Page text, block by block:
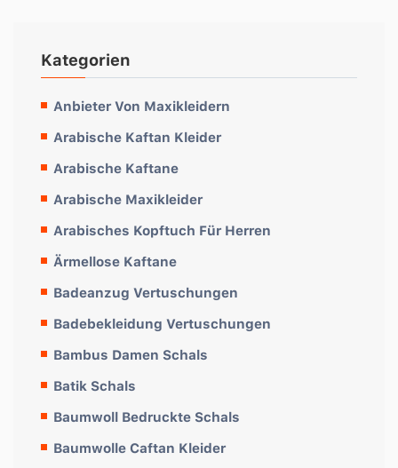
Kategorien
Anbieter Von Maxikleidern
Arabische Kaftan Kleider
Arabische Kaftane
Arabische Maxikleider
Arabisches Kopftuch Für Herren
Ärmellose Kaftane
Badeanzug Vertuschungen
Badebekleidung Vertuschungen
Bambus Damen Schals
Batik Schals
Baumwoll Bedruckte Schals
Baumwolle Caftan Kleider